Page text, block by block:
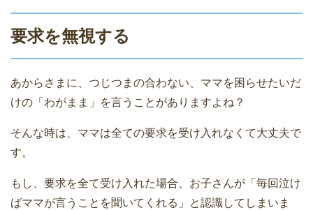
要求を無視する
あからさまに、つじつまの合わない、ママを困らせたいだ
けの「わがまま」を言うことがありますよね？
そんな時は、ママは全ての要求を受け入れなくて大丈夫で
す。
もし、要求を全て受け入れた場合、お子さんが「毎回泣け
ばママが言うことを聞いてくれる」と認識してしまいま